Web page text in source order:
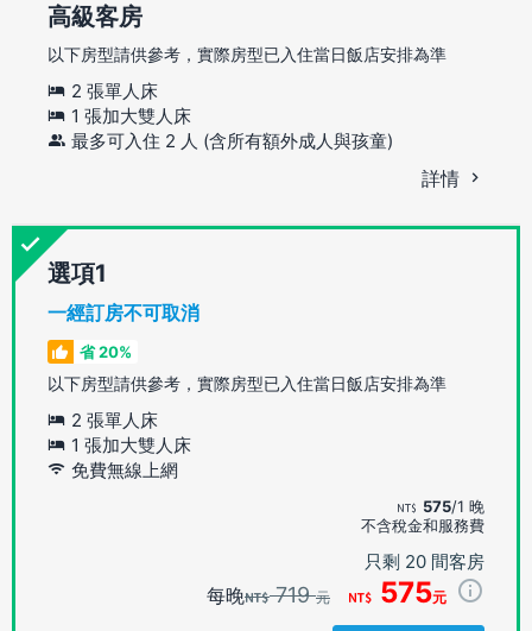
高級客房
以下房型請供參考，實際房型已入住當日飯店安排為準
2 張單人床
1 張加大雙人床
最多可入住 2 人 (含所有額外成人與孩童)
詳情
選項
一經訂房不可取消
省 20%
以下房型請供參考，實際房型已入住當日飯店安排為準
2 張單人床
1 張加大雙人床
免費無線上網
575/1 晚
不含稅金和服務費
只剩 20 間客房
每晚 719元 575元